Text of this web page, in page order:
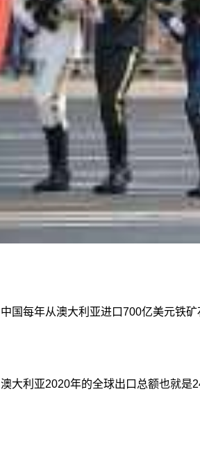
中国每年从澳大利亚进口700亿美元铁
澳大利亚2020年的全球出口总额也就是